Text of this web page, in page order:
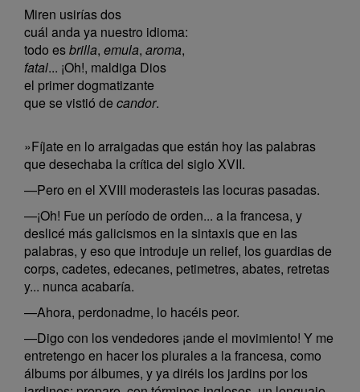
Miren usirías dos
cuál anda ya nuestro idioma:
todo esbrilla, emula, aroma,
fatal... ¡Oh!, maldiga Dios
el primer dogmatizante
que se vistió de candor.
»Fíjate en lo arraigadas que están hoy las palabras
que desechaba la crítica del siglo XVII.
—Pero en el XVIII moderasteis las locuras pasadas.
—¡Oh! Fue un período de orden... a la francesa, y
deslicé más galicismos en la sintaxis que en las
palabras, y eso que introduje un relief, los guardias de
corps, cadetes, edecanes, petimetres, abates, retretas
y... nunca acabaría.
—Ahora, perdonadme, lo hacéis peor.
—Digo con los vendedores ¡ande el movimiento! Y me
entretengo en hacer los plurales a la francesa, como
álbums por álbumes, y ya diréis los jardins por los